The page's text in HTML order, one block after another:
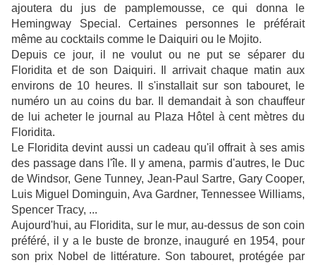
ajoutera du jus de pamplemousse, ce qui donna le
Hemingway Special. Certaines personnes le préférait
même au cocktails comme le Daiquiri ou le Mojito.
Depuis ce jour, il ne voulut ou ne put se séparer du
Floridita et de son Daiquiri. Il arrivait chaque matin aux
environs de 10 heures. Il s'installait sur son tabouret, le
numéro un au coins du bar. Il demandait à son chauffeur
de lui acheter le journal au Plaza Hôtel à cent mètres du
Floridita.
Le Floridita devint aussi un cadeau qu'il offrait à ses amis
des passage dans l'île. Il y amena, parmis d'autres, le Duc
de Windsor, Gene Tunney, Jean-Paul Sartre, Gary Cooper,
Luis Miguel Dominguin, Ava Gardner, Tennessee Williams,
Spencer Tracy, ...
Aujourd'hui, au Floridita, sur le mur, au-dessus de son coin
préféré, il y a le buste de bronze, inauguré en 1954, pour
son prix Nobel de littérature. Son tabouret, protégée par